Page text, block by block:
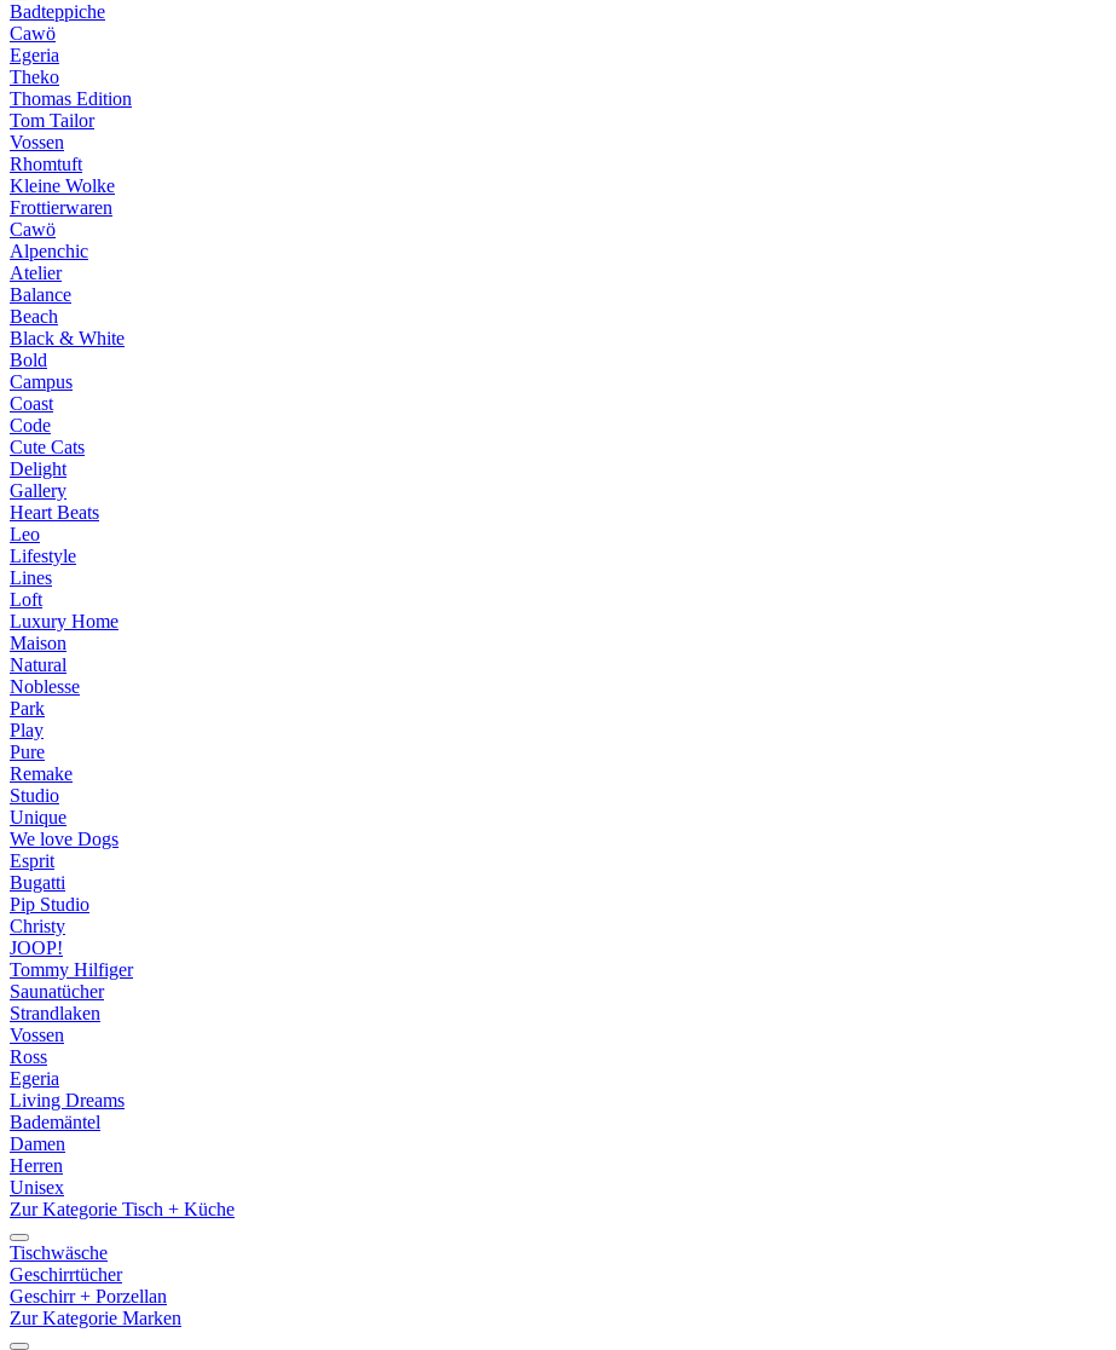
Badteppiche
Cawö
Egeria
Theko
Thomas Edition
Tom Tailor
Vossen
Rhomtuft
Kleine Wolke
Frottierwaren
Cawö
Alpenchic
Atelier
Balance
Beach
Black & White
Bold
Campus
Coast
Code
Cute Cats
Delight
Gallery
Heart Beats
Leo
Lifestyle
Lines
Loft
Luxury Home
Maison
Natural
Noblesse
Park
Play
Pure
Remake
Studio
Unique
We love Dogs
Esprit
Bugatti
Pip Studio
Christy
JOOP!
Tommy Hilfiger
Saunatücher
Strandlaken
Vossen
Ross
Egeria
Living Dreams
Bademäntel
Damen
Herren
Unisex
Zur Kategorie Tisch + Küche
Tischwäsche
Geschirrtücher
Geschirr + Porzellan
Zur Kategorie Marken